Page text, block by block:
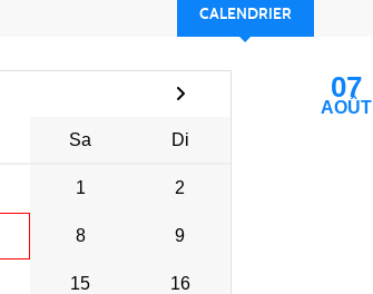
CALENDRIER
Sa Di
1 2
8 9
15 16
07
AOÛT